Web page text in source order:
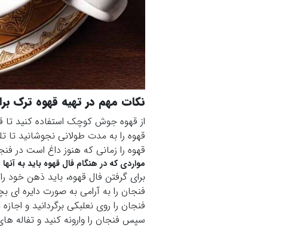
نکات مهم در تهیه قهوه ترک
از قهوه جوش کوچک استفاده کنید
قهوه را به مدت طولانی نجوشانید تا
قهوه را زمانی که هنوز داغ است در
مواردی که در هنگام فال قهوه باید به
برای گرفتن فال قهوه، باید ذهن خود را
فنجان را به آرامی به صورت دایره
فنجان را روی نعلبکی برگردانید و
سپس فنجان را وارونه کنید و تفاله